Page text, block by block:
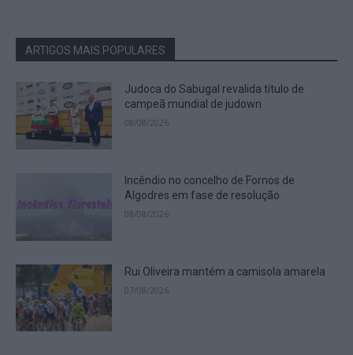
ARTIGOS MAIS POPULARES
Judoca do Sabugal revalida título de
campeã mundial de judown
08/08/2026
Incêndio no concelho de Fornos de
Algodres em fase de resolução
08/08/2026
Rui Oliveira mantém a camisola amarela
07/08/2026